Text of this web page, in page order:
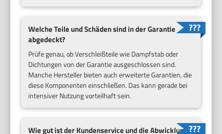
Welche Teile und Schäden sind in der Garantie
abgedeckt?
Prüfe genau, ob Verschleißteile wie Dampfstab oder
Dichtungen von der Garantie ausgeschlossen sind.
Manche Hersteller bieten auch erweiterte Garantien, die
diese Komponenten einschließen. Das kann gerade bei
intensiver Nutzung vorteilhaft sein.
Wie gut ist der Kundenservice und die Abwicklung?